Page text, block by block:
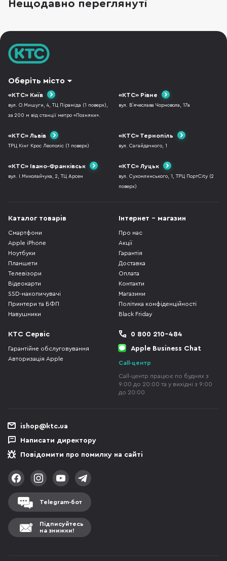
Нещодавно переглянуті
Оберіть місто
«КТС» Київ
вул. О.Мишуги, 4, ТЦ Піраміда (1 поверх),
за 200 м від станції метро «Позняки».
«КТС» Рівне
вул. В`ячеслава Чорновола, 17а
«КТС» Львів
ТРЦ Кінг Крос Леополіс (1 поверх)
«КТС» Тернопіль
вул. Сагайдачного, 1
«КТС» Івано-Франківськ
вул. І.Миколайчука, 2, ТЦ Арсен
«КТС» Луцьк
вул. Сухомлинського, 1, ТРЦ ПортCity (2
поверх)
Каталог товарів
Смартфони
Apple iPhone
Ноутбуки
Планшети
Телевізори
Відеокарти
SSD-накопичувачі
Принтери та БФП
Навушники
Інтернет - магазин
Про нас
Акції
Гарантія
Доставка
Оплата
Контакти
Магазини
Політика конфіденційності
Black Friday
КТС Сервіс
Гарантійне обслуговування
Авторизація Apple
0 800 210-484
Apple Business Chat
Call-центр
Call-центр працює по буднях з
9:00 до 20:00 та у вихідні з 9:00
до 20:00
ishop@ktc.ua
Написати директору
Повідомити про помилку на сайті
Telegram-бот
Підписуйтесь
на знижки!